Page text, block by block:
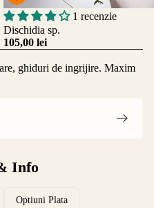
Adăugați
1 recenzie
Dischidia sp.
105,00 lei
ghiduri de ingrijire. Maxim
Info
Optiuni Plata